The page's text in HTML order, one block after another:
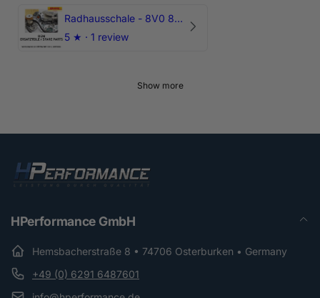
Radhausschale - 8V0 821 191 C - Original Ersatzteil für Audi RS3 Sportback
5 ★ · 1 review
Show more
HPerformance GmbH
Hemsbacherstraße 8 • 74706 Osterburken • Germany
+49 (0) 6291 6487601